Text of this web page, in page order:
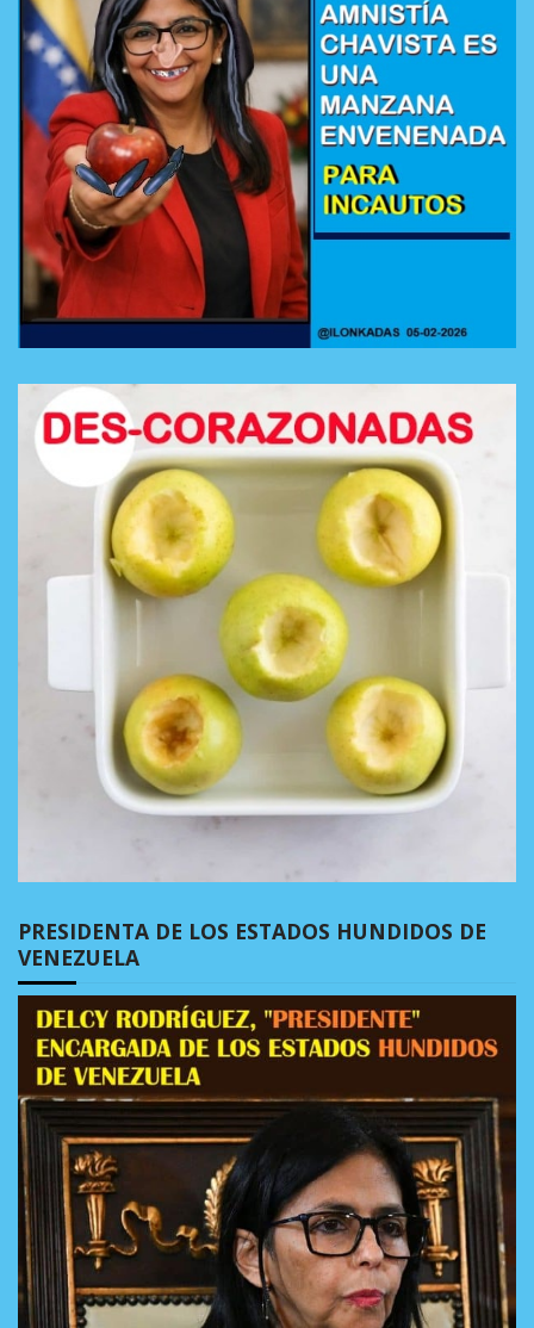
PRESIDENTA DE LOS ESTADOS HUNDIDOS DE
VENEZUELA